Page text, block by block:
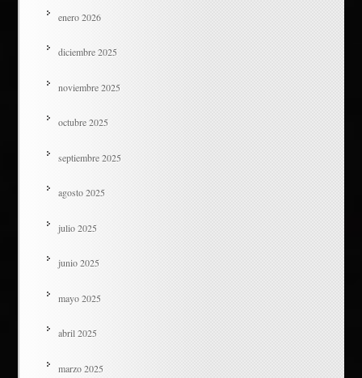
enero 2026
diciembre 2025
noviembre 2025
octubre 2025
septiembre 2025
agosto 2025
julio 2025
junio 2025
mayo 2025
abril 2025
marzo 2025